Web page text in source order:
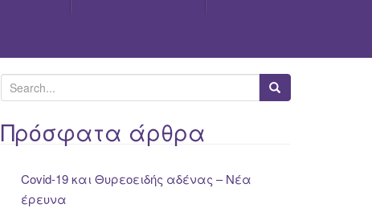
e
a
rΠρόσφατα άρθρα
Covid-19 και Θυρεοειδής αδένας – Νέα
έρευνα